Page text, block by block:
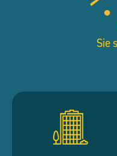
Sie